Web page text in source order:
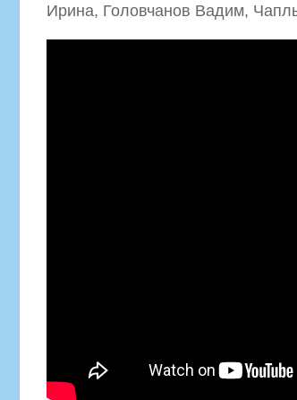
Ирина, Головчанов Вадим,